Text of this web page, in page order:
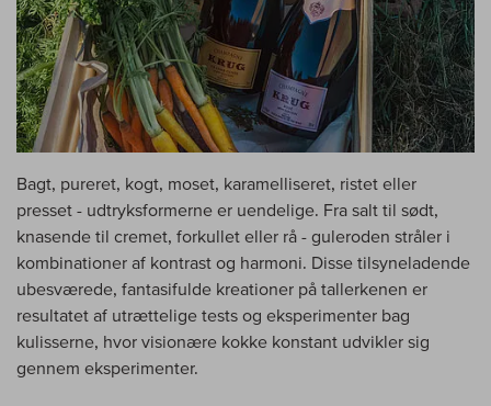
Bagt, pureret, kogt, moset, karamelliseret, ristet eller
presset - udtryksformerne er uendelige. Fra salt til sødt,
knasende til cremet, forkullet eller rå - guleroden stråler i
kombinationer af kontrast og harmoni. Disse tilsyneladende
ubesværede, fantasifulde kreationer på tallerkenen er
resultatet af utrættelige tests og eksperimenter bag
kulisserne, hvor visionære kokke konstant udvikler sig
gennem eksperimenter.